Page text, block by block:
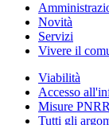
Novità
Servizi
Vivere il
Viabilità
Accesso
Misure PNRR
Tutti gli